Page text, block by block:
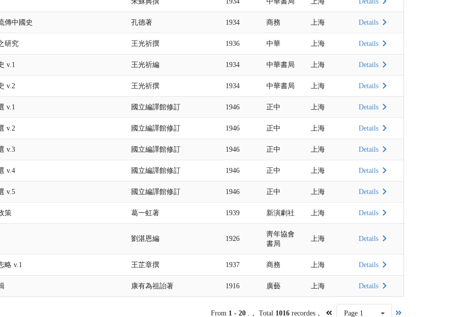
傳中國史 孔德著 1934 商務 上海 Details
研究 王光祈撰 1936 中華 上海 Details
v.1 王光祈編 1934 中華書局 上海 Details
v.2 王光祈撰 1934 中華書局 上海 Details
v.1 國立編譯館修訂 1946 正中 上海 Details
v.2 國立編譯館修訂 1946 正中 上海 Details
v.3 國立編譯館修訂 1946 正中 上海 Details
v.4 國立編譯館修訂 1946 正中 上海 Details
v.5 國立編譯館修訂 1946 正中 上海 Details
策 葛一虹著 1939 新演劇社 上海 Details
劉湛恩編 1926
靑年協會
書局
上海 Details
略 v.1 王芷章撰 1937 商務 上海 Details
康有為祖詒著 1916 廣藝 上海 Details
From 1 - 20 .， Total 1016 recordes， Page 1